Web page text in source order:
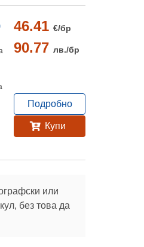
46.41 €/бр
90.77 лв./бр
Подробно
Купи
или
без това да